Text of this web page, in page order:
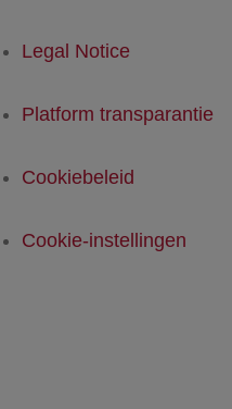
Legal Notice
Platform transparantie
Cookiebeleid
Cookie-instellingen